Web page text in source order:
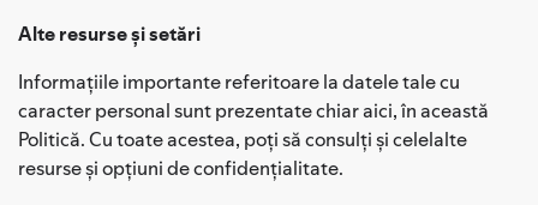
Alte resurse și setări
Informațiile importante referitoare la datele tale cu
caracter personal sunt prezentate chiar aici, în această
Politică. Cu toate acestea, poți să consulți și celelalte
resurse și opțiuni de confidențialitate.